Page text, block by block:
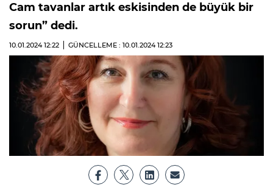
Cam tavanlar artık eskisinden de büyük bir
sorun” dedi.
10.01.202412:22 GÜNCELLEME : 10.01.202412:23